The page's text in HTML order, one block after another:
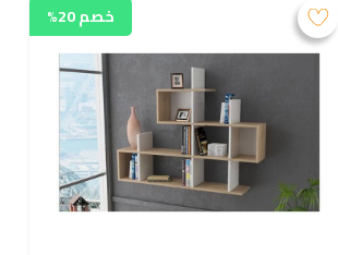
خصم 20%